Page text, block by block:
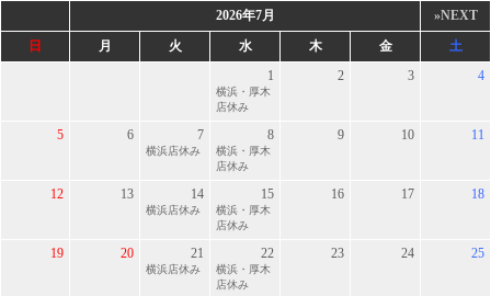
2026年7月
»NEXT
日
月 火 水 木 金
土
1
横浜・厚木
店休み
2 3 4
5 6 7
横浜店休み
8
横浜・厚木
店休み
9 10 11
12 13 14
横浜店休み
15
横浜・厚木
店休み
16 17 18
19 20 21
横浜店休み
22
横浜・厚木
店休み
23 24 25